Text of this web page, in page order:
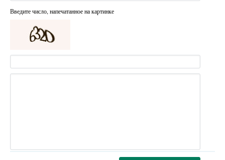
Введите число, напечатанное на картинке